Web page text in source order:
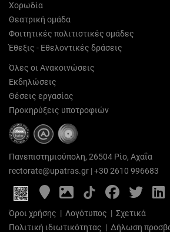
Χορωδία
Θεατρική ομάδα
Φοιτητικές πολιτιστικές ομάδες
Έθεξις - Εθελοντικές δράσεις
Όλες οι Ανακοινώσεις
Εκδηλώσεις
Θέσεις εργασίας
Προκηρύξεις υποτροφιών
Πανεπιστημιούπολη, 26504 Ρίο, Αχαΐα
rectorate@upatras.gr |+30 2610 996683
Google
Maps
Photo
Gallery
Facebook
Όροι χρήσης | Λογότυπος | Σχετικά
Πολιτική ιδιωτικότητας | Δήλωση